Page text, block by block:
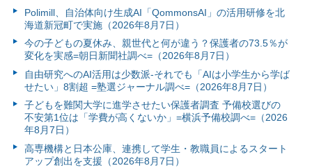
Polimill、自治体向け生成AI「QommonsAI」の活用研修を北
海道新冠町で実施（2026年8月7日）
今の子どもの夏休み、親世代と何が違う？保護者の73.5％が
変化を実感=朝日新聞社調べ=（2026年8月7日）
自由研究へのAI活用は少数派-それでも「AIは小学生から学ば
せたい」8割超 =塾選ジャーナル調べ=（2026年8月7日）
子どもを難関大学に進学させたい保護者調査 予備校選びの
不安第1位は「学費が高くないか」=横浜予備校調べ=（2026
年8月7日）
高専機構と日本公庫、連携して学生・教職員によるスタート
アップ創出を支援（2026年8月7日）